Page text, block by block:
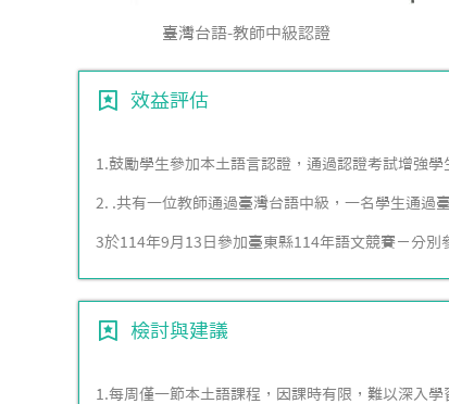
臺灣台語-教師中級認證
效益評估
1.鼓勵學生參加本土語言認證，通過認證考試增強
2. .共有一位教師通過臺灣台語中級，一名學生通過
3於114年9月13日參加臺東縣114年語文競賽－分別
檢討與建議
1.每周僅一節本土語課程，因課時有限，難以深入